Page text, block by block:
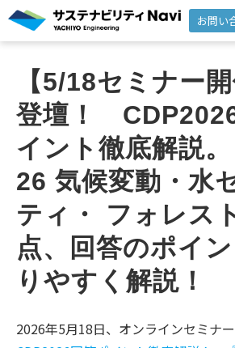
お問い
選ばれる理由
支援事例
セミナー
インサイト
よくあるご質問
ニュースレター登録
【5/18セミナー
登壇！　
イント徹底解説
26 気候変動・水
ティ・ フォレス
点、回答のポイ
りやすく解説！
2026年5月18日、オンラインセミナ